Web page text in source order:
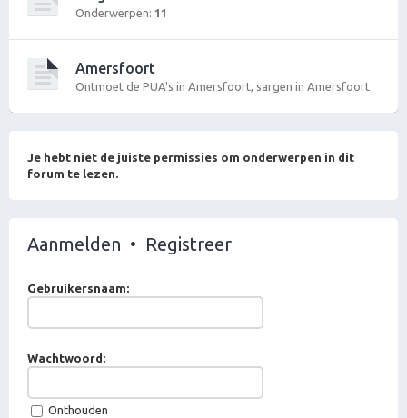
Onderwerpen: 11
Amersfoort
Ontmoet de PUA's in Amersfoort, sargen in Amersfoort
Je hebt niet de juiste permissies om onderwerpen in dit
forum te lezen.
Aanmelden • Registreer
Gebruikersnaam:
Wachtwoord:
Onthouden